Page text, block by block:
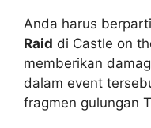
Anda harus
Raid di Castle on
memberikan
dalam event
fragmen gulungan